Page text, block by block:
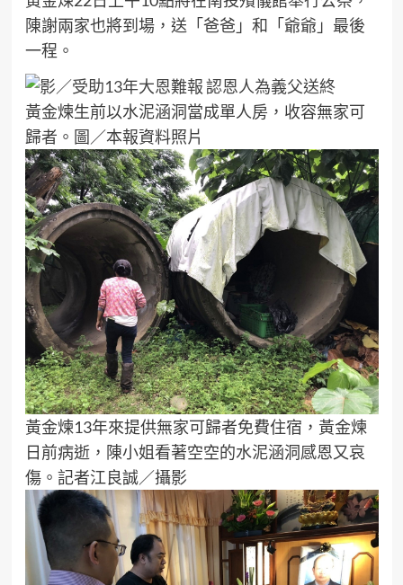
陳謝兩家也將到場，送「爸爸」和「爺爺」最後
一程。
黃金煉生前以水泥涵洞當成單人房，收容無家可
歸者。圖／本報資料照片
黃金煉13年來提供無家可歸者免費住宿，黃金煉
日前病逝，陳小姐看著空空的水泥涵洞感恩又哀
傷。記者江良誠／攝影